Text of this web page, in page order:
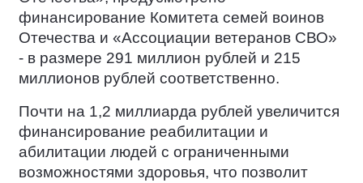
финансирование Комитета семей воинов
Отечества и «Ассоциации ветеранов СВО»
- в размере 291 миллион рублей и 215
миллионов рублей соответственно.
Почти на 1,2 миллиарда рублей увеличится
финансирование реабилитации и
абилитации людей с ограниченными
возможностями здоровья, что позволит